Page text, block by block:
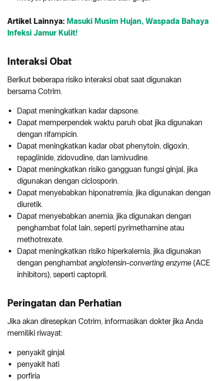
Artikel Lainnya: Masuki Musim Hujan, Waspada Bahaya
Infeksi Jamur Kulit!
Interaksi Obat
Berikut beberapa risiko interaksi obat saat digunakan
bersama Cotrim.
Dapat meningkatkan kadar dapsone.
Dapat memperpendek waktu paruh obat jika digunakan
dengan rifampicin.
Dapat meningkatkan kadar obat phenytoin, digoxin,
repaglinide, zidovudine, dan lamivudine.
Dapat meningkatkan risiko gangguan fungsi ginjal, jika
digunakan dengan ciclosporin.
Dapat menyebabkan hiponatremia, jika digunakan dengan
diuretik.
Dapat menyebabkan anemia, jika digunakan dengan
penghambat folat lain, seperti pyrimethamine atau
methotrexate.
Dapat meningkatkan risiko hiperkalemia, jika digunakan
dengan penghambat angiotensin-converting enzyme (ACE
inhibitors), seperti captopril.
Peringatan dan Perhatian
Jika akan diresepkan Cotrim, informasikan dokter jika Anda
memiliki riwayat:
penyakit ginjal
penyakit hati
porfiria